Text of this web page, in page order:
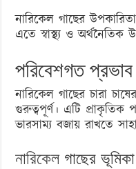
নারিকেল গাছের
এতে স্বাস্থ্য ও অর্থনৈতিক
পরিবেশগত প্রভাব
নারিকেল গাছের চারা
গুরুত্বপূর্ণ। এটি প্রাকৃতিক
ভারসাম্য বজায় রাখতে
নারিকেলগাছের ভূমিকা